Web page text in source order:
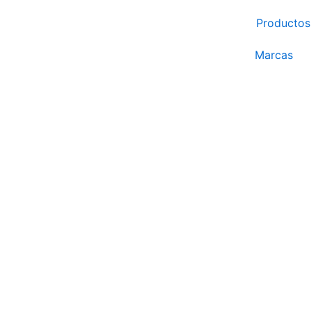
Productos
Marcas